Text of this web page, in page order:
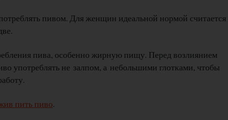
пивом. Для женщин идеальной нормой считается
пива, особенно жирную пищу. Перед возлиянием
употреблять не залпом, а небольшими глотками, чтобы
пить пиво.